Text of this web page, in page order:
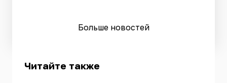
Больше новостей
Читайте также